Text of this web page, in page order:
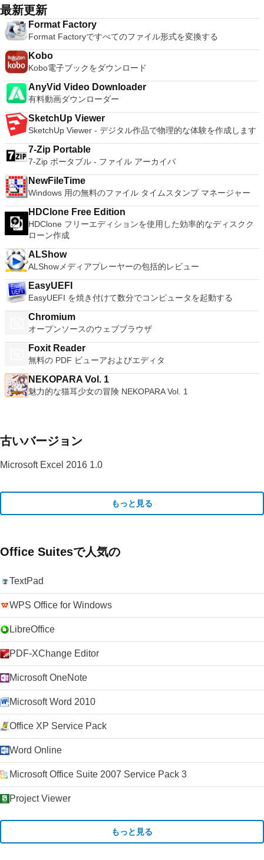
ん。 サポートされている言語は次のとおりです。インドネシ
ア語、マレーシア語、セシュティナ、ダンスク、ドイツ語、英
語、スペイン語、フランス語、フルバツキー、イタリア語、ラ
ク、ポルスキ、ポルトガル、ポルトガル、スロヴェンスキー、
スロベンツキー、スロヴェンスキーSrpski、Suomi、
Svenska、Türkçe。
限のメモリーカード：好きなだけメモリーカードを保存でき、
8MBから64MBまでの単一の物理カードに制限されなくなりま
した。 高解像度グラフィックス：PCSX2を使用すると、
1080pまたは4K HDでゲームをプレイできます。 全体とし
て、PCSX2 PS2エミュレーターの機能は優れています。 PS2
ゲームを高い精度でエミュレートでき、Windowsとエミュレ
労し、時々フリーズまたはクラッシュすることです。* PCSX2
を使用するには、コンソールから抽出できるPlaystation 2
BIOSが必要です。
adjustment tool and multiple tabbed feature. It also has a PDF
converter, spell check and word count feature. WPS Office
2016 Personal Edition supports switching language UI,File
Roaming and Docer online templates. Key features include:
Writer Efficient word processor. Presentation Multimedia
presentations creator. Spreadsheets Powerful tool for data
processing and analysis. 100% compatible with MS Office
document file types (.docx, .pptx, .xlsx, etc.). Thousands of
free document templates. Built-in PDF reader. Mobile device
Although it is a free suite, WPS Office 2016 Free comes with
many innovative features, including a useful a paragraph
adjustment tool int he Writer program. It has an Office to PDF
converter, automatic spell checking and word count features.
It also has some neat tools such as the Watermark in
document, and converting PowerPoint to Word document
support. Overall, WPS Office 2016 Free is a good alternative
to Microsoft's offering. The Writer program is a versatile word
processor; the Presentation program is an easy to use and
effective slide show maker that helps you to create impressive
multimedia presentations; and the Spreadsheets program is
ードを制御したりできます。 VNC Viewerは、インストールと
使用が簡単です。制御したいデバイスでインストーラーを実行
し、指示に従ってください。オプションで、Windowsでのリ
モート展開に使用可能なMSIがあります。デスクトッププラッ
トフォームにVNC Viewerをインストールする権限がない場合
は、スタンドアロンオプションを選択する必要があります。
主な機能は次のとおりです。 クラウドサービスを介してVNC
Connectを実行しているコンピューターに接続します。 Apple
Screen Sharing（ARD）などのサードパーティ製のVNC互換
ソフトウェアを実行しているコンピューターに直接接続しま
す。 各デバイスでVNC Viewerにサインインして、すべてのデ
バイス間の接続をバックアップおよび同期します。 仮想キー
の高度なキーが含まれています。 Bluetoothキーボードのサポ
ート。 VNC Connectサブスクリプションには、無料、有料、
試用の3つのバージョンがあります。 制御する必要のあるマシ
ンごとに、RealVNCのWebサイトにアクセスして、各コンピ
ューターにVNC Connectをダウンロードするだけです。次
に、RealVNCアカウントの資格情報を使用して、ローカルマ
シンでVNC Viewerにサインインします。そこから、コンピュ
ーターを確認して接続できます。 VNC Connectを使用する
と、セッションはエンドツーエンドで暗号化されます。アプリ
はすぐに各コンピューターをパスワードで保護します。コンピ
ューターへのログインに使用するのと同じユーザー名とパスワ
す。 VNC ViewerのMacバージョンをお探しですか？ここから
ダウンロード
最新更新
Format Factory
Format Factoryですべてのファイル形式を変換する
Kobo
Kobo電子ブックをダウンロード
AnyVid Video Downloader
有料動画ダウンローダー
SketchUp Viewer
SketchUp Viewer - デジタル作品で物理的な体験を作成します
7-Zip Portable
7-Zip ポータブル - ファイル アーカイバ
NewFileTime
Windows 用の無料のファイル タイムスタンプ マネージャー
HDClone Free Edition
HDClone フリーエディションを使用した効率的なディスクク
ローン作成
ALShow
ALShowメディアプレーヤーの包括的レビュー
EasyUEFI
EasyUEFI を焼き付けて数分でコンピュータを起動する
Chromium
オープンソースのウェブブラウザ
Foxit Reader
無料の PDF ビューアおよびエディタ
NEKOPARA Vol. 1
魅力的な猫耳少女の冒険 NEKOPARA Vol. 1
古いバージョン
Microsoft Excel 2016 1.0
もっと見る
Office Suitesで人気の
TextPad
WPS Office for Windows
LibreOffice
PDF-XChange Editor
Microsoft OneNote
Microsoft Word 2010
Office XP Service Pack
Word Online
Microsoft Office Suite 2007 Service Pack 3
Project Viewer
もっと見る